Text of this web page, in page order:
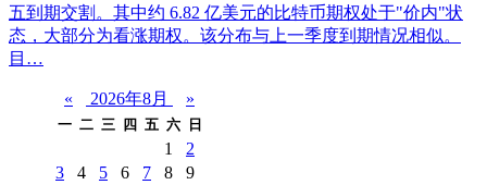
五到期交割。其中约 6.82 亿美元的比特币期权处于"价内"状
态，大部分为看涨期权。该分布与上一季度到期情况相似。
目…
« 2026年8月 »
一 二 三 四 五 六 日
1
2
3
4 5 6 7 8
9